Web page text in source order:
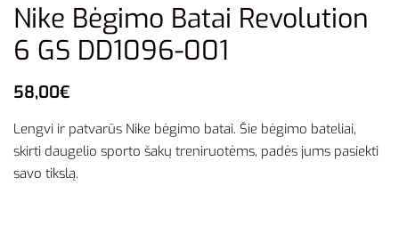
Nike Bėgimo Batai Revolution
6 GS DD1096-001
58,00€
Lengvi ir patvarūs Nike bėgimo batai. Šie bėgimo bateliai,
skirti daugelio sporto šakų treniruotėms, padės jums pasiekti
savo tikslą.